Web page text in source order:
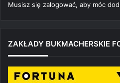
Musisz się zalogować, aby móc
ZAKŁADY BUKMACHERSKIE